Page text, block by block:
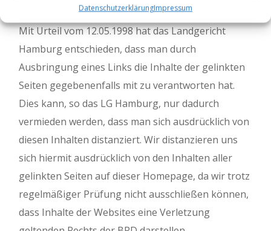
DatenschutzerklärungImpressum
Landesgruppe Rheinland wiedergeben.
Mit Urteil vom 12.05.1998 hat das Landgericht
Hamburg entschieden, dass man durch
Ausbringung eines Links die Inhalte der gelinkten
Seiten gegebenenfalls mit zu verantworten hat.
Dies kann, so das LG Hamburg, nur dadurch
vermieden werden, dass man sich ausdrücklich von
diesen Inhalten distanziert. Wir distanzieren uns
sich hiermit ausdrücklich von den Inhalten aller
gelinkten Seiten auf dieser Homepage, da wir trotz
regelmäßiger Prüfung nicht ausschließen können,
dass Inhalte der Websites eine Verletzung